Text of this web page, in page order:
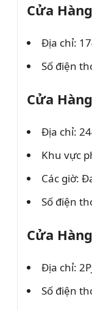
Cửa
Địa chỉ:
Số điện
Cửa
Địa chỉ:
Khu vực
Các giờ:
Số điện
Cửa
Địa chỉ:
Số điện